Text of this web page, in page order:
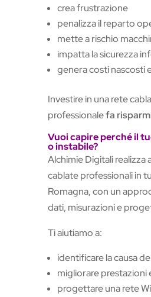
crea frustrazione
penalizza il reparto
mette a rischio
impatta la sicurezza
genera costi nascosti
Investire in una rete
professionalefa
Vuoi capire perché il
o instabile?
Alchimie Digitali realizza
cablate professionali in
Romagna, con un
dati, misurazioni e
Ti aiutiamo a:
identificare la causa
migliorare prestazioni
progettare una rete